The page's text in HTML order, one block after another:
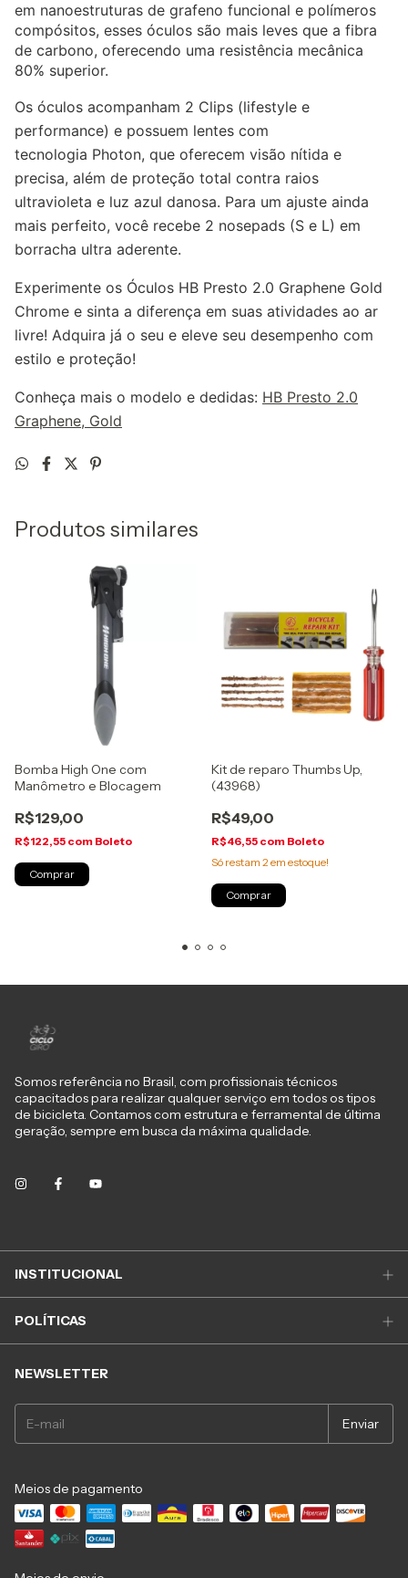
em nanoestruturas de grafeno funcional e polímeros
compósitos, esses óculos são mais leves que a fibra
de carbono, oferecendo uma resistência mecânica
80% superior.
Os óculos acompanham 2 Clips (lifestyle e
performance) e possuem lentes com
tecnologia Photon, que oferecem visão nítida e
precisa, além de proteção total contra raios
ultravioleta e luz azul danosa. Para um ajuste ainda
mais perfeito, você recebe 2 nosepads (S e L) em
borracha ultra aderente.
Experimente os Óculos HB Presto 2.0 Graphene Gold
Chrome e sinta a diferença em suas atividades ao ar
livre! Adquira já o seu e eleve seu desempenho com
estilo e proteção!
Conheça mais o modelo e dedidas: HB Presto 2.0
Graphene, Gold
Produtos similares
Bomba High One com
Manômetro e Blocagem
R$129,00
R$122,55 com Boleto
Kit de reparo Thumbs Up,
(43968)
R$49,00
R$46,55 com Boleto
Só restam 2em estoque!
Somos referência no Brasil, com profissionais técnicos
capacitados para realizar qualquer serviço em todos os tipos
de bicicleta. Contamos com estrutura e ferramental de última
geração, sempre em busca da máxima qualidade.
INSTITUCIONAL
POLÍTICAS
NEWSLETTER
Meios de pagamento